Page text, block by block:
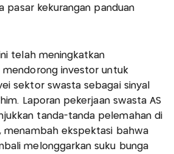
pasar kekurangan panduan
telah meningkatkan
mendorong investor untuk
sektor swasta sebagai sinyal
Laporan pekerjaan swasta AS
tanda-tanda pelemahan di
menambah ekspektasi bahwa
melonggarkan suku bunga